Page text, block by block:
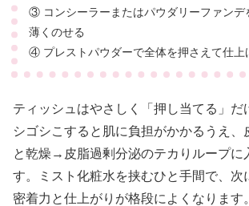
③ コンシーラーまたはパウダリーファンデ
薄くのせる
④ プレストパウダーで全体を押さえて仕上
ティッシュはやさしく「押し当てる」だ
シゴシこすると肌に負担がかかるうえ、
と乾燥→皮脂過剰分泌のテカりループに
す。ミスト化粧水を挟むひと手間で、次
密着力と仕上がりが格段によくなります。